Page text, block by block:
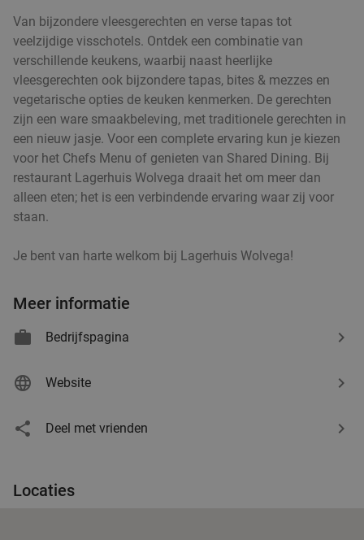
Van bijzondere vleesgerechten en verse tapas tot
veelzijdige visschotels. Ontdek een combinatie van
verschillende keukens, waarbij naast heerlijke
vleesgerechten ook bijzondere tapas, bites & mezzes en
vegetarische opties de keuken kenmerken. De gerechten
zijn een ware smaakbeleving, met traditionele gerechten in
een nieuw jasje. Voor een complete ervaring kun je kiezen
voor het Chefs Menu of genieten van Shared Dining. Bij
restaurant Lagerhuis Wolvega draait het om meer dan
alleen eten; het is een verbindende ervaring waar zij voor
staan.
Je bent van harte welkom bij Lagerhuis Wolvega!
Meer informatie
Bedrijfspagina
Website
Deel met vrienden
Locaties